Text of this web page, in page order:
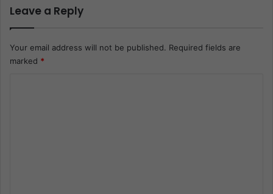
Leave a Reply
Your email address will not be published. Required fields are
marked *